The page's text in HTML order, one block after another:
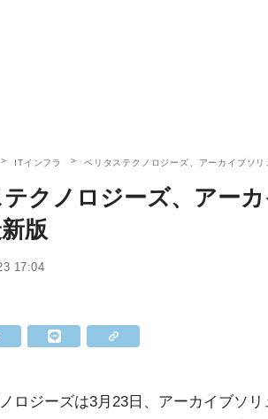
ITインフラ ベリタステクノロジーズ、アーカイブソ
クノロジーズ、アー
版
17:04
ロジーズは3月23日、アーカイブソ